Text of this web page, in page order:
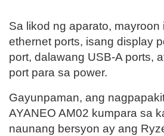
Sa likod ng aparato, mayroon
ethernet ports, isang display
port, dalawang USB-A ports,
port para sa power.
Gayunpaman, ang
AYANEO AM02 kumpara sa
naunang bersyon ay ang